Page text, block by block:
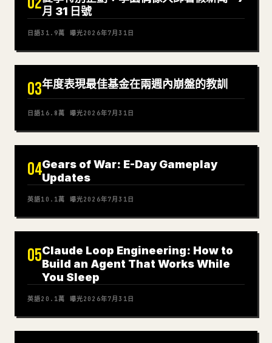
月 31 日號
日語31.9萬 曝光2026年7月31日
03年度表現最佳基金在兩週內崩盤的教訓
日語16.8萬 曝光2026年7月31日
04Gears of War: E-Day Gameplay
Updates
英語10.1萬 曝光2026年7月31日
05Claude Loop Engineering: How to
Build an Agent That Works While
You Sleep
英語20.1萬 曝光2026年7月31日